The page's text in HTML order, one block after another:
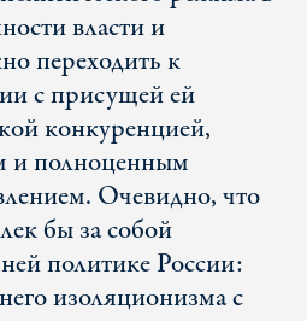
власти и
переходить к
с присущей ей
конкуренцией,
и полноценным
Очевидно, что
бы за собой
политике России:
изоляционизма с